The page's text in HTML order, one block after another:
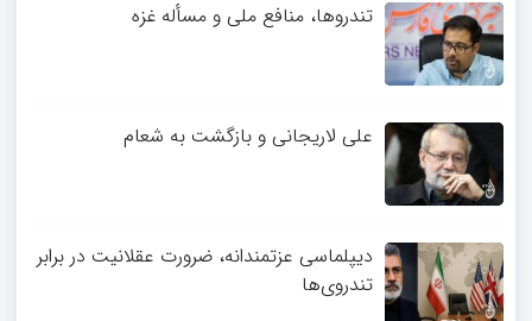
تندروها، منافع ملی و مسأله غزه
علی لاریجانی و بازگشت به شعام
دیپلماسی عزتمندانه، ضرورت عقلانیت در برابر
تندروی‌ها